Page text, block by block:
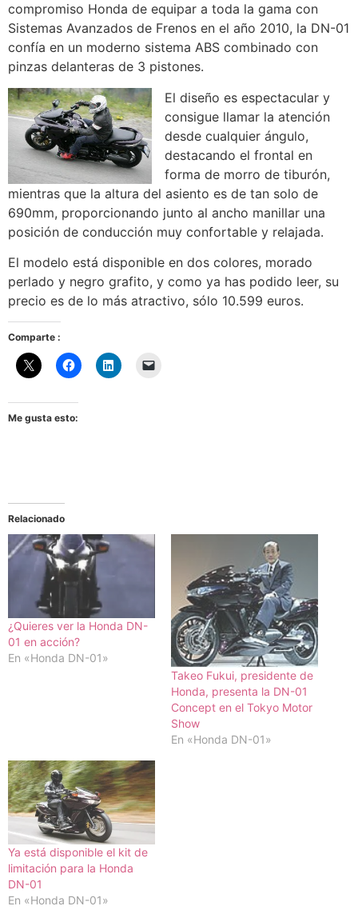
compromiso Honda de equipar a toda la gama con
Sistemas Avanzados de Frenos en el año 2010, la DN-01
confía en un moderno sistema ABS combinado con
pinzas delanteras de 3 pistones.
El diseño es espectacular y
consigue llamar la atención
desde cualquier ángulo,
destacando el frontal en
forma de morro de tiburón,
mientras que la altura del asiento es de tan solo de
690mm, proporcionando junto al ancho manillar una
posición de conducción muy confortable y relajada.
El modelo está disponible en dos colores, morado
perlado y negro grafito, y como ya has podido leer, su
precio es de lo más atractivo, sólo 10.599 euros.
Comparte :
Me gusta esto:
Relacionado
¿Quieres ver la Honda DN-
01 en acción?
En «Honda DN-01»
Takeo Fukui, presidente de
Honda, presenta la DN-01
Concept en el Tokyo Motor
Show
En «Honda DN-01»
Ya está disponible el kit de
limitación para la Honda
DN-01
En «Honda DN-01»